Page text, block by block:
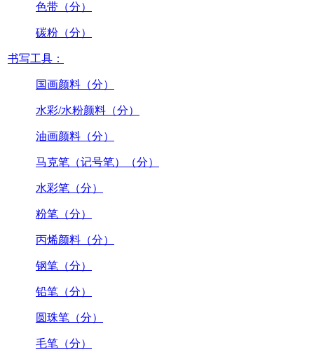
色带（分）
碳粉（分）
书写工具：
国画颜料（分）
水彩/水粉颜料（分）
油画颜料（分）
马克笔（记号笔）（分）
水彩笔（分）
粉笔（分）
丙烯颜料（分）
钢笔（分）
铅笔（分）
圆珠笔（分）
毛笔（分）